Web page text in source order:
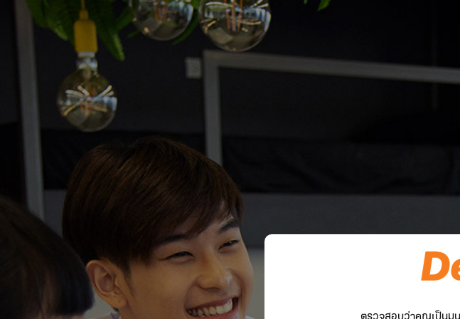
ตรวจสอบว่าคุณเป็นม